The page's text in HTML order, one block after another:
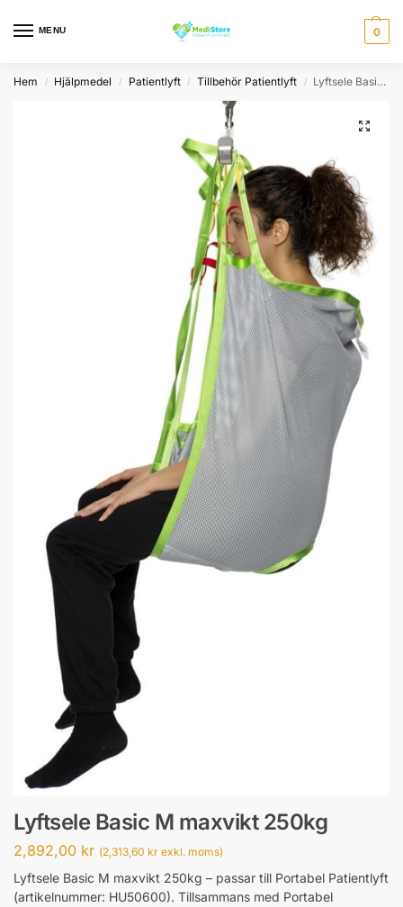
MENU 0
Hem / Hjälpmedel / Patientlyft / Tillbehör Patientlyft / Lyftsele Basic M maxvikt 250kg
Lyftsele Basic M maxvikt 250kg
2,892,00 kr (2,313,60 kr exkl. moms)
Lyftsele Basic M maxvikt 250kg – passar till Portabel Patientlyft
(artikelnummer: HU50600). Tillsammans med Portabel